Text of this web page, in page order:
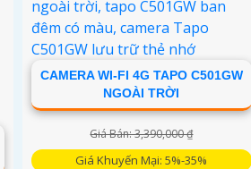
CAMERA WI-FI 4G TAPO C501GW
NGOÀI TRỜI
Giá Bán: 3,390,000 ₫
Giá Khuyến Mại: 5%-35%